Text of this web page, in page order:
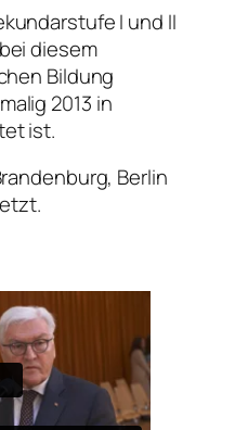
I und II
diesem
Bildung
2013 in
ist.
Berlin